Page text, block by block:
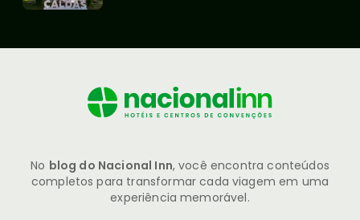
No blog do Nacional Inn, você encontra conteúdos
completos para transformar cada viagem em uma
experiência memorável.